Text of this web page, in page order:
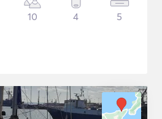
10 4 5